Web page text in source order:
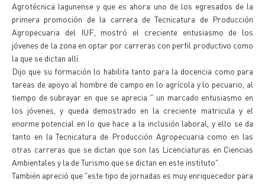
Agrotécnica lagunense y que es ahora uno de los egresados de la
primera promoción de la carrera de Tecnicatura de Producción
Agropecuaria del IUF, mostró el creciente entusiasmo de los
jóvenes de la zona en optar por carreras con perfil productivo como
la que se dictan allí.
Dijo que su formación lo habilita tanto para la docencia como para
tareas de apoyo al hombre de campo en lo agrícola y lo pecuario, al
tiempo de subrayar en que se aprecia " un marcado entusiasmo en
los jóvenes, y queda demostrado en la creciente matricula y el
enorme potencial en lo que hace a la inclusión laboral, y ello se da
tanto en la Tecnicatura de Producción Agropecuaria como en las
otras carreras que se dictan que son las Licenciaturas en Ciencias
Ambientales y la de Turismo que se dictan en este instituto".
También apreció que "este tipo de jornadas es muy enriquecedor para